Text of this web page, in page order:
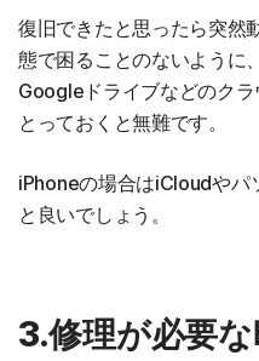
復旧できたと思ったら突然
態で困ることのないように
Googleドライブなどのク
とっておくと無難です。
iPhoneの場合はiCloudやパ
と良いでしょう。
3.修理が必要